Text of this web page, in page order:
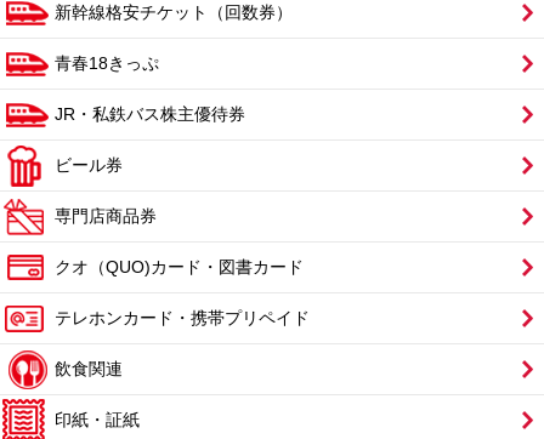
新幹線格安チケット（回数券）
青春18きっぷ
JR・私鉄バス株主優待券
ビール券
専門店商品券
クオ（QUO)カード・図書カード
テレホンカード・携帯プリペイド
飲食関連
印紙・証紙